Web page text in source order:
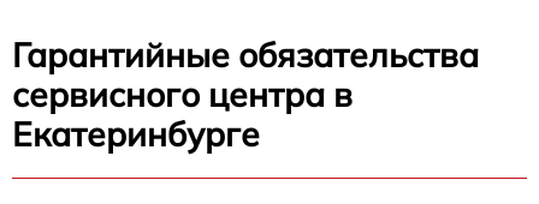
Гарантийные обязательства
сервисного центра в
Екатеринбурге